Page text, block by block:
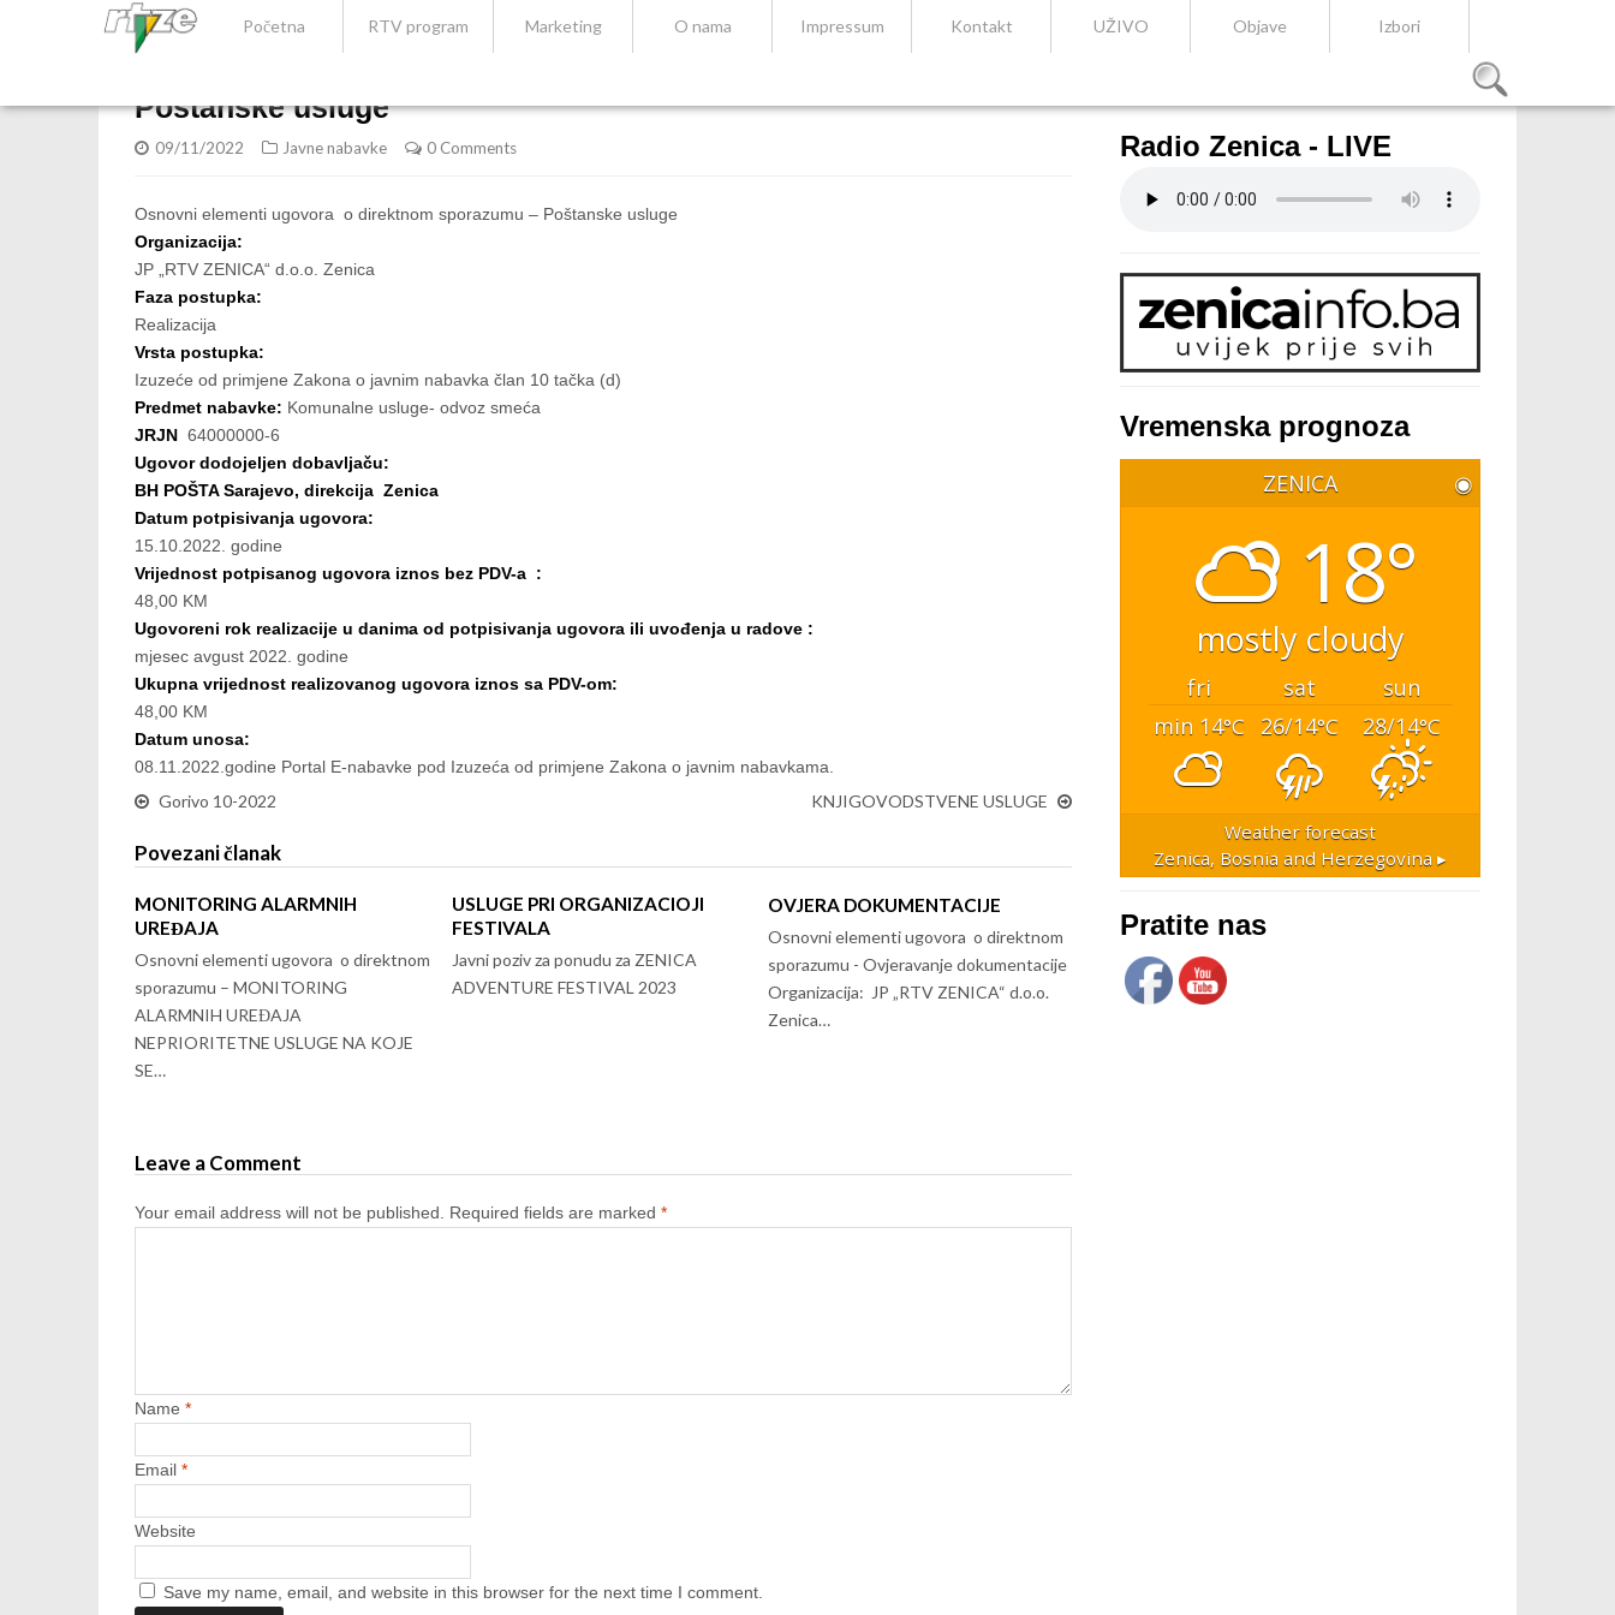
Početna RTV program Marketing O nama Impressum Kontakt UŽIVO Objave Izbori
Poštanske usluge
09/11/2022 Javne nabavke 0 Comments
Osnovni elementi ugovora o direktnom sporazumu – Poštanske usluge
Organizacija:
JP „RTV ZENICA“ d.o.o. Zenica
Faza postupka:
Realizacija
Vrsta postupka:
Izuzeće od primjene Zakona o javnim nabavka član 10 tačka (d)
Predmet nabavke: Komunalne usluge- odvoz smeća
JRJN 64000000-6
Ugovor dodojeljen dobavljaču:
BH POŠTA Sarajevo, direkcija Zenica
Datum potpisivanja ugovora:
15.10.2022. godine
Vrijednost potpisanog ugovora iznos bez PDV-a :
48,00 KM
Ugovoreni rok realizacije u danima od potpisivanja ugovora ili uvođenja u radove :
mjesec avgust 2022. godine
Ukupna vrijednost realizovanog ugovora iznos sa PDV-om:
48,00 KM
Datum unosa:
08.11.2022.godine Portal E-nabavke pod Izuzeća od primjene Zakona o javnim nabavkama.
Gorivo 10-2022 KNJIGOVODSTVENE USLUGE
Povezani članak
MONITORING ALARMNIH
UREĐAJA
Osnovni elementi ugovora o direktnom
sporazumu – MONITORING
ALARMNIH UREĐAJA
NEPRIORITETNE USLUGE NA KOJE
SE…
USLUGE PRI ORGANIZACIOJI
FESTIVALA
Javni poziv za ponudu za ZENICA
ADVENTURE FESTIVAL 2023
OVJERA DOKUMENTACIJE
Osnovni elementi ugovora o direktnom
sporazumu - Ovjeravanje dokumentacije
Organizacija: JP „RTV ZENICA“ d.o.o.
Zenica…
Leave a Comment
Your email address will not be published. Required fields are marked *
Name *
Email *
Website
Save my name, email, and website in this browser for the next time I comment.
Radio Zenica - LIVE
Vremenska prognoza
ZENICA ◉
18°
mostly cloudy
fri sat
sun
min 14°C 26/14°C 28/14°C
Weather forecast
Zenica, Bosnia and Herzegovina ▸
Pratite nas